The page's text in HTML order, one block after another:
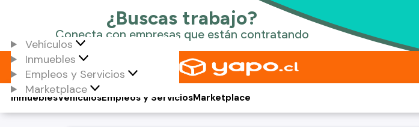
Vehículos
Inmuebles
Empleos y Servicios
Marketplace
Vehículos
Inmuebles Empleos y ServiciosMarketplace